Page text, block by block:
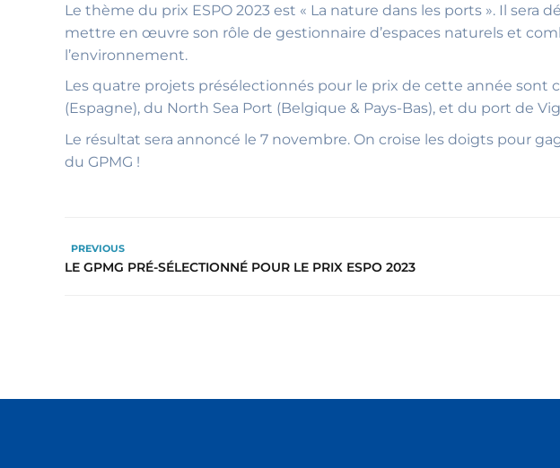
Le thème du prix ESPO 2023 est « La nature dans les ports ». Il
mettre en œuvre son rôle de gestionnaire d’espaces naturels et
l’environnement.
Les quatre projets présélectionnés pour le prix de cette année sont
(Espagne), du North Sea Port (Belgique & Pays-Bas), et du port de
Le résultat sera annoncé le 7 novembre. On croise les doigts pour
du GPMG !
PREVIOUS
LE GPMG PRÉ-SÉLECTIONNÉ POUR LE PRIX ESPO 2023